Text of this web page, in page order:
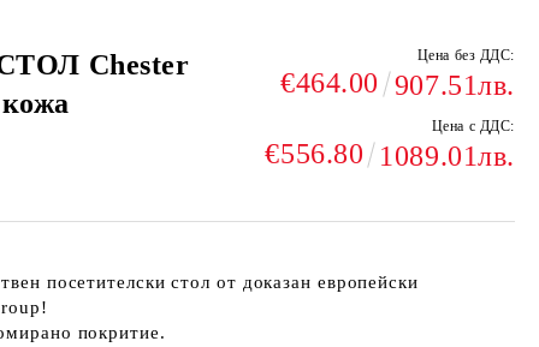
Chester
Цена без ДДС:
€464.00 907.51лв.
Цена с ДДС:
€556.80 1089.01лв.
посетителски стол от доказан европейски
покритие.